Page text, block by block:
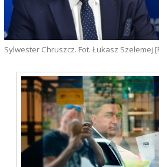
Sylwester Chruszcz. Fot. Łukasz Szełemej